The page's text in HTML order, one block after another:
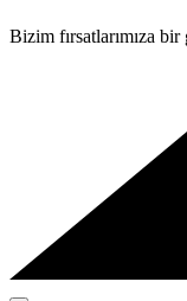
Bizim fırsatlarımıza bir